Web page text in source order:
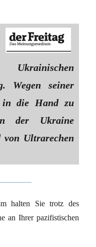
Wegen seiner
in die Hand zu
der Ukraine
Ultrarechen
halten Sie trotz des
an Ihrer pazifistischen